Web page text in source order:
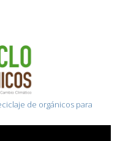
de orgánicos para